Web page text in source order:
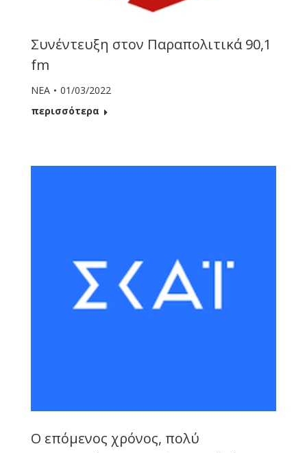
Συνέντευξη στον Παραπολιτικά 90,1
fm
ΝΕΑ
01/03/2022
περισσότερα
Ο επόμενος χρόνος, πολύ